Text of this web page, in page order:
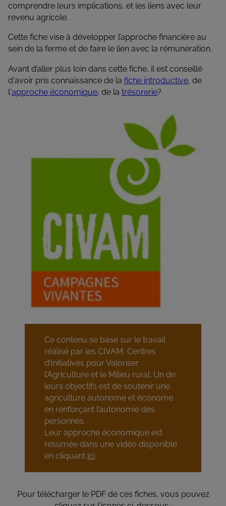
comprendre leurs implications, et les liens avec leur
revenu agricole.
Cette fiche vise à développer l’approche financière au
sein de la ferme et de faire le lien avec la rémunération.
Avant d’aller plus loin dans cette fiche, il est conseillé
d'avoir pris connaissance de la fiche introductive, de
l'approche économique, de la trésorerie?
Ce contenu se base sur le travail
réalisé par les CIVAM, Centres
d’Initiatives pour Valoriser
l’Agriculture et le Milieu rural. Un de
leurs objectifs est de soutenir une
agriculture autonome et économe
en renforçant l’autonomie des
personnes.
Leur approche économique est
résumée dans une vidéo disponible
en cliquant ici.
Pour télécharger le PDF de ces fiches, vous pouvez